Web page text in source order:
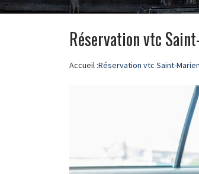
Réservation vtc
Accueil :Réservation vtc Saint-